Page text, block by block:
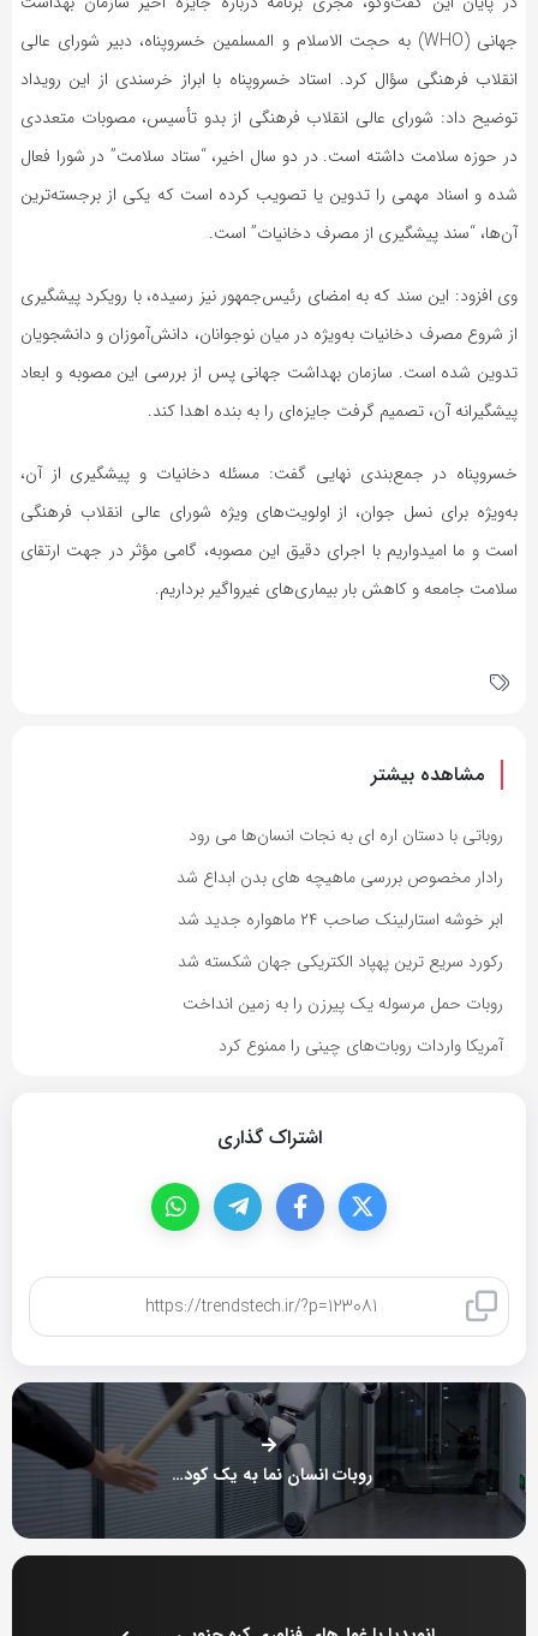
جهانی (WHO) به حجت الاسلام و المسلمین خسروپناه، دبیر شورای عالی
انقلاب فرهنگی سؤال کرد. استاد خسروپناه با ابراز خرسندی از این رویداد
توضیح داد: شورای عالی انقلاب فرهنگی از بدو تأسیس، مصوبات متعددی
در حوزه سلامت داشته است. در دو سال اخیر، “ستاد سلامت” در شورا فعال
شده و اسناد مهمی را تدوین یا تصویب کرده است که یکی از برجسته‌ترین
آن‌ها، “سند پیشگیری از مصرف دخانیات” است.
وی افزود: این سند که به امضای رئیس‌جمهور نیز رسیده، با رویکرد پیشگیری
از شروع مصرف دخانیات به‌ویژه در میان نوجوانان، دانش‌آموزان و دانشجویان
تدوین شده است. سازمان بهداشت جهانی پس از بررسی این مصوبه و ابعاد
پیشگیرانه آن، تصمیم گرفت جایزه‌ای را به بنده اهدا کند.
خسروپناه در جمع‌بندی نهایی گفت: مسئله دخانیات و پیشگیری از آن،
به‌ویژه برای نسل جوان، از اولویت‌های ویژه شورای عالی انقلاب فرهنگی
است و ما امیدواریم با اجرای دقیق این مصوبه، گامی مؤثر در جهت ارتقای
سلامت جامعه و کاهش بار بیماری‌های غیرواگیر برداریم.
مشاهده بیشتر
روباتی با دستان اره ای به نجات انسان‌ها می رود
رادار مخصوص بررسی ماهیچه های بدن ابداع شد
ابر خوشه استارلینک صاحب ۲۴ ماهواره جدید شد
رکورد سریع ترین پهپاد الکتریکی جهان شکسته شد
روبات حمل مرسوله یک پیرزن را به زمین انداخت
آمریکا واردات روبات‌های چینی را ممنوع کرد
اشتراک گذاری
روبات انسان نما به یک کودک لگد زد